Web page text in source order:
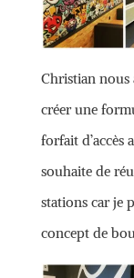
Christian nous
créer une
forfait d’accès
souhaite de
stations car je
concept de